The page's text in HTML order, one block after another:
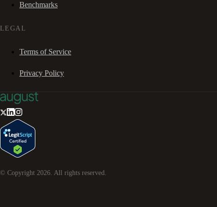
Benchmarks
LEGAL
Terms of Service
Privacy Policy
© Copyright 2026. All rights reserved.